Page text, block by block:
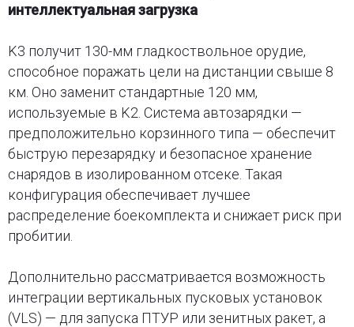
интеллектуальная загрузка
K3 получит 130-мм гладкоствольное орудие,
способное поражать цели на дистанции свыше 8
км. Оно заменит стандартные 120 мм,
используемые в K2. Система автозарядки —
предположительно корзинного типа — обеспечит
быструю перезарядку и безопасное хранение
снарядов в изолированном отсеке. Такая
конфигурация обеспечивает лучшее
распределение боекомплекта и снижает риск при
пробитии.
Дополнительно рассматривается возможность
интеграции вертикальных пусковых установок
(VLS) — для запуска ПТУР или зенитных ракет, а